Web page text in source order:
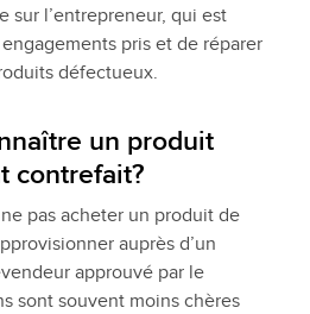
sur l’entrepreneur, qui est
pris et de réparer
défectueux.
un produit
contrefait?
pas acheter un produit de
auprès d’un
approuvé par le
sont souvent moins chères